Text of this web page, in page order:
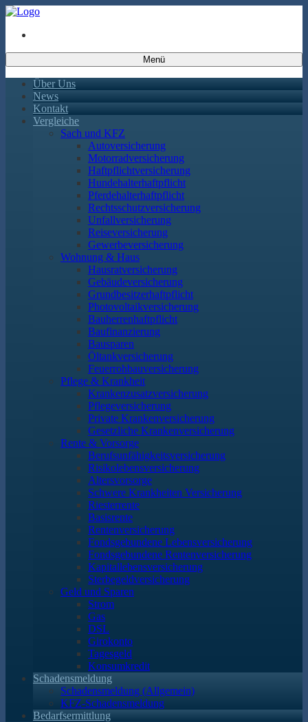
Menü
Über Uns
News
Kontakt
Vergleiche
Sach und KFZ
Autoversicherung
Motorradversicherung
Haftpflichtversicherung
Hundehalterhaftpflicht
Pferdehalterhaftpflicht
Rechtsschutzversicherung
Unfallversicherung
Reiseversicherung
Gewerbeversicherung
Wohnung & Haus
Hausratversicherung
Gebäudeversicherung
Grundbesitzerhaftpflicht
Photovoltaikversicherung
Bauherrenhaftpflicht
Baufinanzierung
Bausparen
Öltankversicherung
Feuerrohbauversicherung
Pflege & Krankheit
Krankenzusatzversicherung
Pflegeversicherung
Private Krankenversicherung
Gesetzliche Krankenversicherung
Rente & Vorsorge
Berufs­unfähigkeitsversicherung
Risikolebensversicherung
Altersvorsorge
Schwere Krankheiten Versicherung
Riesterrente
Basisrente
Rentenversicherung
Fondsgebundene Lebensversicherung
Fondsgebundene Rentenversicherung
Kapitallebensversicherung
Sterbegeldversicherung
Geld und Sparen
Strom
Gas
DSL
Girokonto
Tagesgeld
Konsumkredit
Schadensmeldung
Schadensmeldung (Allgemein)
KFZ-Schadensmeldung
Bedarfsermittlung